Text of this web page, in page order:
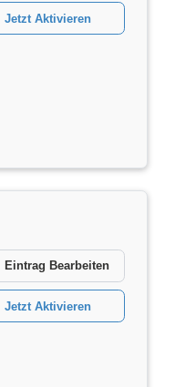
Jetzt Aktivieren
Eintrag Bearbeiten
Jetzt Aktivieren